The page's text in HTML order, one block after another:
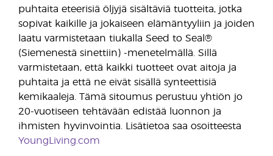
puhtaita eteerisiä öljyjä sisältäviä tuotteita, jotka
sopivat kaikille ja jokaiseen elämäntyyliin ja joiden
laatu varmistetaan tiukalla Seed to Seal®
(Siemenestä sinettiin) -menetelmällä. Sillä
varmistetaan, että kaikki tuotteet ovat aitoja ja
puhtaita ja että ne eivät sisällä synteettisiä
kemikaaleja. Tämä sitoumus perustuu yhtiön jo
20-vuotiseen tehtävään edistää luonnon ja
ihmisten hyvinvointia. Lisätietoa saa osoitteesta
YoungLiving.com